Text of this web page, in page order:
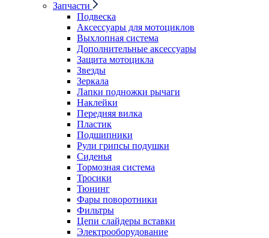
Запчасти
Подвеска
Аксессуары для мотоциклов
Выхлопная система
Дополнительные аксессуары
Защита мотоцикла
Звезды
Зеркала
Лапки подножки рычаги
Наклейки
Передняя вилка
Пластик
Подшипники
Рули грипсы подушки
Сиденья
Тормозная система
Тросики
Тюнинг
Фары поворотники
Фильтры
Цепи слайдеры вставки
Электрооборудование